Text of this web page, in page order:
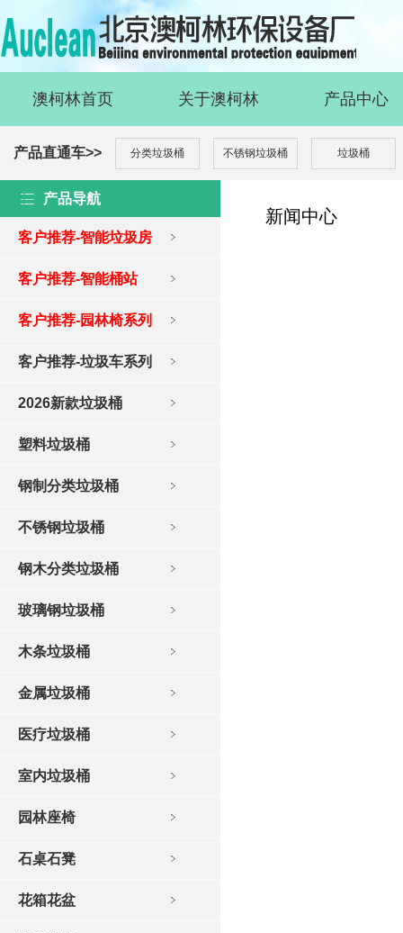
澳柯林首页 关于澳柯林 产品中心
产品直通车>> 分类垃圾桶 不锈钢垃圾桶 垃圾桶
产品导航
客户推荐-智能垃圾房
客户推荐-智能桶站
客户推荐-园林椅系列
客户推荐-垃圾车系列
2026新款垃圾桶
塑料垃圾桶
钢制分类垃圾桶
不锈钢垃圾桶
钢木分类垃圾桶
玻璃钢垃圾桶
木条垃圾桶
金属垃圾桶
医疗垃圾桶
室内垃圾桶
园林座椅
石桌石凳
花箱花盆
新闻中心